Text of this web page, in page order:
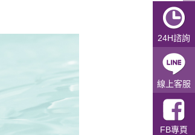
24H諮詢
線上客服
FB專頁